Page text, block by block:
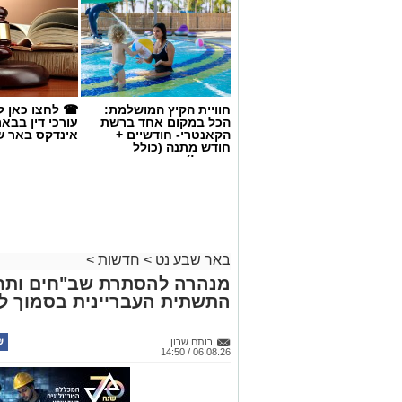
להמשך חקירה. ממשטרת ישראל נמסר כי
התקפית נגד עבירות סמים, פשיעה
המשילות, לסכל פעילות עבריינית
יפעלו הכוחות.
אנו מכבדים זכויות יוצרים ועושים מאמץ לאתר את
בפרסומינו צילום שיש לכם זכויות בו, אתם רשאים
אינדקס העסקים של באר שבע נט
צילום: shutterstock אילוסטרציה
אירוע פלילי חמור
נחשף כעת לראשונה.
מבילוי. הם עשו את דרכם
חוויית הקיץ המושלמת:
הכל במקום אחד ברשת
הקאנטרי- חודשיים +
חודש מתנה (כולל
החגים!)
☎ לחצו כאן
עורכי דין
אינדקס באר
באר שבע נט > חדשות >
מנהרה להסתרת שב"חים
התשתית העבריינית בסמוך
רותם שרון
06.08.26 / 14:50